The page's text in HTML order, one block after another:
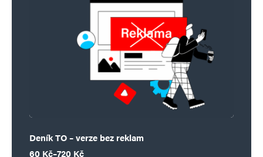
Deník TO – verze bez reklam
60 Kč–720 Kč
Rozpětí cen: 60 Kč až 720 Kč